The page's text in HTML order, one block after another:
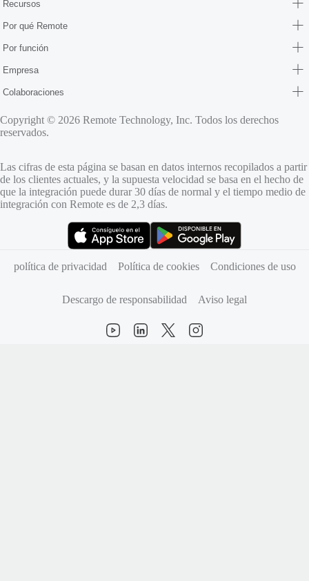
Recursos
Por qué Remote
Por función
Empresa
Colaboraciones
Copyright © 2026 Remote Technology, Inc. Todos los derechos
reservados.
Las cifras de esta página se basan en datos internos recopilados a partir
de los clientes actuales, y la supuesta velocidad se basa en el hecho de
que la integración puede durar 30 días de normal y el tiempo medio de
integración con Remote es de 2,3 días.
política de privacidad
Política de cookies Condiciones de uso
Descargo de responsabilidad Aviso legal